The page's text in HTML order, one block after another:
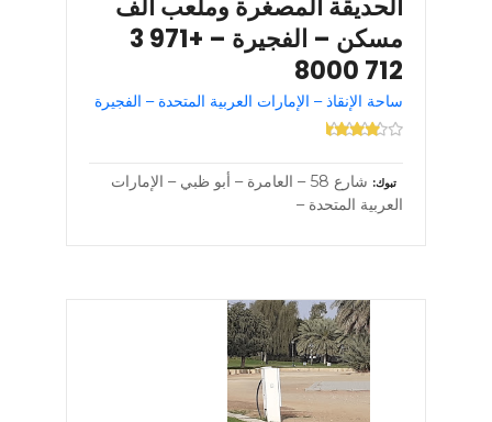
مسكن – الفجيرة – +971 3
712 8000
ساحة الإنقاذ – الإمارات العربية المتحدة – الفجيرة
تبوك
شارع 58 – العامرة – أبو ظبي – الإمارات
العربية المتحدة –